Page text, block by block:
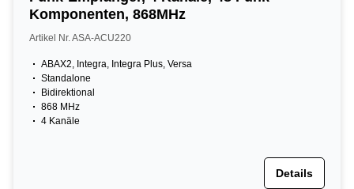
Komponenten, 868MHz
Artikel Nr. ASA-ACU220
ABAX2, Integra, Integra Plus, Versa
Standalone
Bidirektional
868 MHz
4 Kanäle
Details